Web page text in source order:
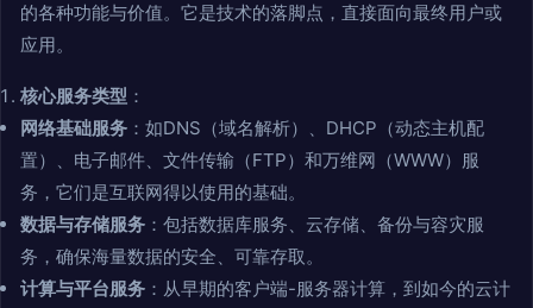
的各种功能与价值。它是技术的落脚点，直接面向最终用户或
应用。
核心服务类型 ：
网络基础服务 ：如DNS（域名解析）、DHCP（动态主机配
置）、电子邮件、文件传输（FTP）和万维网（WWW）服
务，它们是互联网得以使用的基础。
数据与存储服务 ：包括数据库服务、云存储、备份与容灾服
务，确保海量数据的安全、可靠存取。
计算与平台服务 ：从早期的客户端-服务器计算，到如今的云计